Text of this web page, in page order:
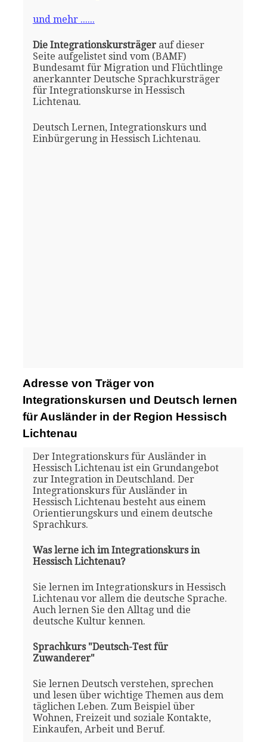
und mehr ......
Die Integrationskursträgerauf dieser
Seite aufgelistet sind vom (BAMF)
Bundesamt für Migration und Flüchtlinge
anerkannter Deutsche Sprachkursträger
für Integrationskurse in Hessisch
Lichtenau.
Deutsch Lernen, Integrationskurs und
Einbürgerung in Hessisch Lichtenau.
Adresse von Träger von
Integrationskursen und Deutsch lernen
für Ausländer in der Region Hessisch
Lichtenau
Der Integrationskurs für Ausländer in
Hessisch Lichtenau ist ein Grundangebot
zur Integration in Deutschland. Der
Integrationskurs für Ausländer in
Hessisch Lichtenau besteht aus einem
Orientierungskurs und einem deutsche
Sprachkurs.
Was lerne ich im Integrationskurs in
Hessisch Lichtenau?
Sie lernen im Integrationskurs in Hessisch
Lichtenau vor allem die deutsche Sprache.
Auch lernen Sie den Alltag und die
deutsche Kultur kennen.
Sprachkurs "Deutsch-Test für
Zuwanderer"
Sie lernen Deutsch verstehen, sprechen
und lesen über wichtige Themen aus dem
täglichen Leben. Zum Beispiel über
Wohnen, Freizeit und soziale Kontakte,
Einkaufen, Arbeit und Beruf.